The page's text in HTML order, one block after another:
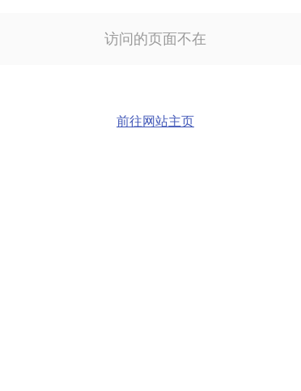
访问的页面不在
前往网站主页